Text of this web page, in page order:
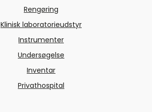
Rengøring
Klinisk laboratorieudstyr
Instrumenter
Undersøgelse
Inventar
Privathospital